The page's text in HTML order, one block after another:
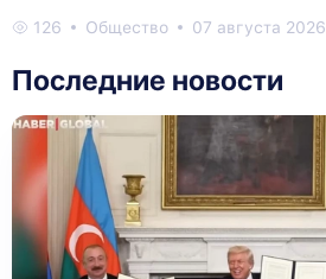
126 Общество 07 августа 2026
Последние новости